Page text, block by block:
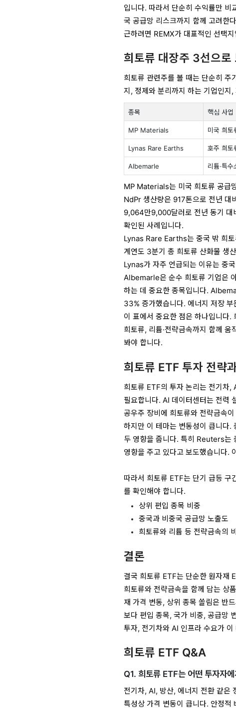
입니다. 따라서 단순히 수익률만 비
국 공급망 리스크까지 함께 고려한
근하려면 REMX가 대표적인 선택지
희토류 대장주 3선으로
희토류 관련주를 볼 때는 단순히 주
지, 정제와 분리까지 하는 기업인지
종목 핵심 사업
MP Materials 미국 희토
Lynas Rare Earths 호주 희토
Albemarle 리튬·특수
MP Materials는 미국 희토류 공급
NdPr 생산량은 917톤으로 전년 대
9,064만9,000달러로 전년 동기 대
확인된 사례입니다.
Lynas Rare Earths는 중국 밖 희
계연도 3분기 총 희토류 산화물 생
Lynas가 자주 언급되는 이유는 중
Albemarle은 순수 희토류 기업은
하는 데 중요한 종목입니다.
33% 증가했습니다. 에너지 저장
이 표에서 중요한 점은 하나입니다.
희토류, 리튬·전략금속까지 함께
봐야 합니다.
희토류 ETF 투자 전략
희토류 ETF의 투자 논리는 전기차,
필요합니다. AI 데이터센터는 전력
공우주 장비에 희토류와 전략금속
하지만 이 테마는 변동성이 큽니다.
두 영향을 줍니다. 특히 Reuters는
영향을 주고 있다고 보도했습니다.
따라서 희토류 ETF는 단기 급등 구
를 확인해야 합니다.
상위 편입 종목 비중
중국과 비중국 공급망 노출도
희토류와 리튬 등 전략금속의
결론
결국 희토류 ETF는 단순한 원자재
희토류와 전략금속을 함께 담는 상
재 가격 변동, 상위 종목 쏠림은 반
보다 편입 종목, 국가 비중, 공급망
투자, 전기차와 AI 인프라 수요가
희토류 ETF Q&A
Q1. 희토류 ETF는 어떤 투자자
전기차, AI, 방산, 에너지 전환 같은
특성상 가격 변동이 큽니다. 안정적